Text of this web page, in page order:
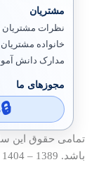
مشتریان
نظرات مشتریان
خانواده مشتریان
مدارک دانش
مجوزهای ما
تمامی حقوق این
باشد. 1389 – 1404